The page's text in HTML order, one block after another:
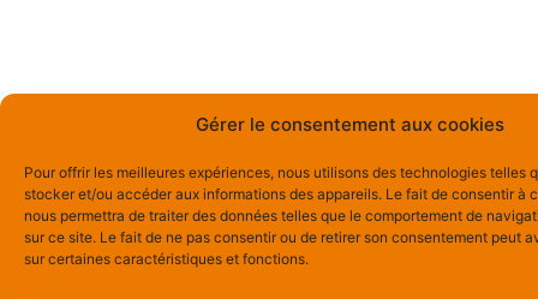
Gérer le consentement aux cookies
Pour offrir les meilleures expériences, nous utilisons des technologies telles
stocker et/ou accéder aux informations des appareils. Le fait de consentir à
nous permettra de traiter des données telles que le comportement de
sur ce site. Le fait de ne pas consentir ou de retirer son consentement peut
sur certaines caractéristiques et fonctions.